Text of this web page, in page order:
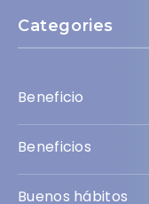
Categories
Beneficio
Beneficios
Buenos hábitos